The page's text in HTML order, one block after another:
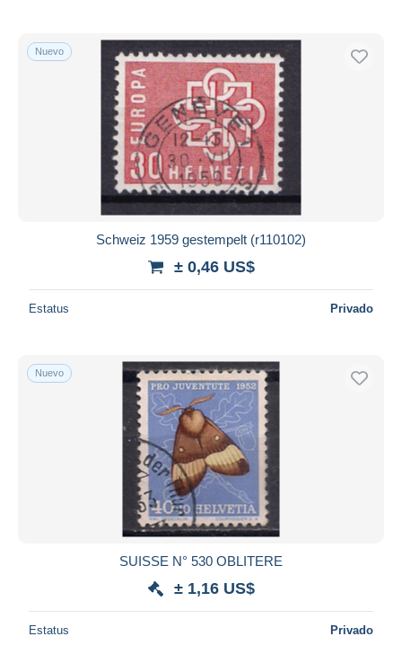
Nuevo
Schweiz 1959 gestempelt (r110102)
± 0,46 US$
Estatus Privado
Nuevo
SUISSE N° 530 OBLITERE
± 1,16 US$
Estatus Privado